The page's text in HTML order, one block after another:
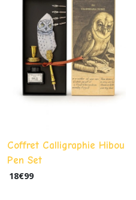
Coffret Calligraphie Hibou
Pen Set
18€99